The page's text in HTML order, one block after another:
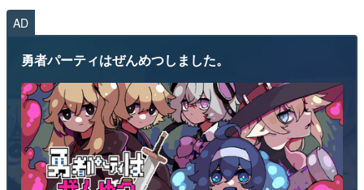
AD
勇者パーティはぜんめつしました。